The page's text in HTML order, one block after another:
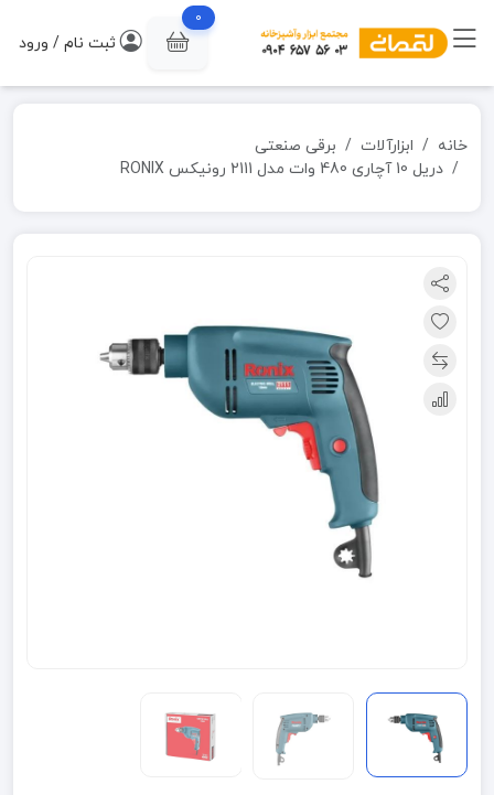
0
ثبت نام / ورود
خانه ابزارآلات
برقی صنعتی
دریل 10 آچاری 480 وات مدل 2111 رونیکس RONIX